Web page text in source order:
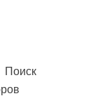
Поиск